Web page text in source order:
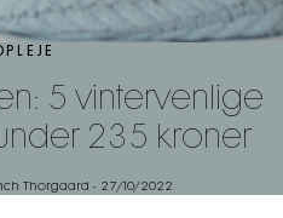
5 vintervenlige
235 kroner
Thorgaard - 27/10/2022